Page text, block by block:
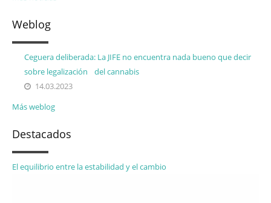
Weblog
Ceguera deliberada: La JIFE no encuentra nada bueno que decir
sobre legalización del cannabis
14.03.2023
Más weblog
Destacados
El equilibrio entre la estabilidad y el cambio